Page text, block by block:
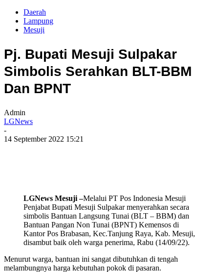
Daerah
Lampung
Mesuji
Pj. Bupati Mesuji Sulpakar
Simbolis Serahkan BLT-BBM
Dan BPNT
Admin
LGNews
-
14 September 2022 15:21
LGNews Mesuji –Melalui PT Pos Indonesia Mesuji
Penjabat Bupati Mesuji Sulpakar menyerahkan secara
simbolis Bantuan Langsung Tunai (BLT – BBM) dan
Bantuan Pangan Non Tunai (BPNT) Kemensos di
Kantor Pos Brabasan, Kec.Tanjung Raya, Kab. Mesuji,
disambut baik oleh warga penerima, Rabu (14/09/22).
Menurut warga, bantuan ini sangat dibutuhkan di tengah
melambungnya harga kebutuhan pokok di pasaran.